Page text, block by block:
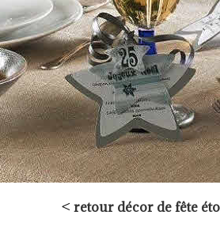
< retour décor de fête